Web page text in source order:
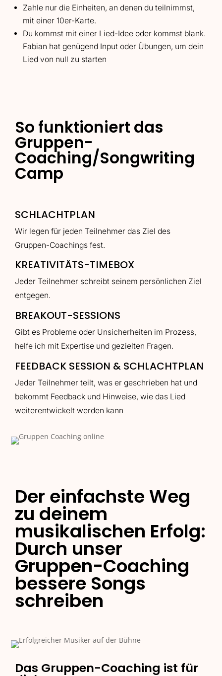
Zahle nur die Einheiten, an denen du teilnimmst,
mit einer 10er-Karte.
Du kommst mit einer Lied-Idee oder kommst blank.
Fabian hat genügend Input oder Übungen, um dein
Lied von null zu starten
So funktioniert das
Gruppen-
Coaching/Songwriting
Camp
SCHLACHTPLAN
Wir legen für jeden Teilnehmer das Ziel des
Gruppen-Coachings fest.
KREATIVITÄTS-TIMEBOX
Jeder Teilnehmer schreibt seinem persönlichen Ziel
entgegen.
BREAKOUT-SESSIONS
Gibt es Probleme oder Unsicherheiten im Prozess,
helfe ich mit Expertise und gezielten Fragen.
FEEDBACK SESSION & SCHLACHTPLAN
Jeder Teilnehmer teilt, was er geschrieben hat und
bekommt Feedback und Hinweise, wie das Lied
weiterentwickelt werden kann
Der einfachste Weg
zu deinem
musikalischen Erfolg:
Durch unser
Gruppen-Coaching
bessere Songs
schreiben
Das Gruppen-Coaching ist für